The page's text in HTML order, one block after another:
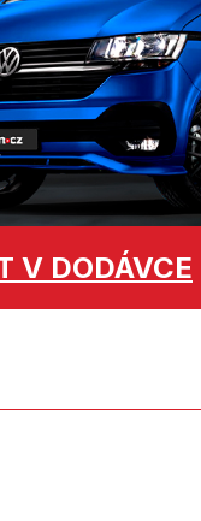
V DODÁVCE